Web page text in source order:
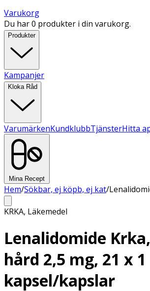
Varukorg
Du har 0 produkter i din varukorg.
Produkter
Kampanjer
Kloka Råd
VarumärkenKundklubbTjänsterHitta
Mina Recept
Hem/Sökbar, ej köpb, ej kat/
KRKA, Läkemedel
Lenalidomide
hård 2,5 mg, 21 x 1
kapsel/kapslar